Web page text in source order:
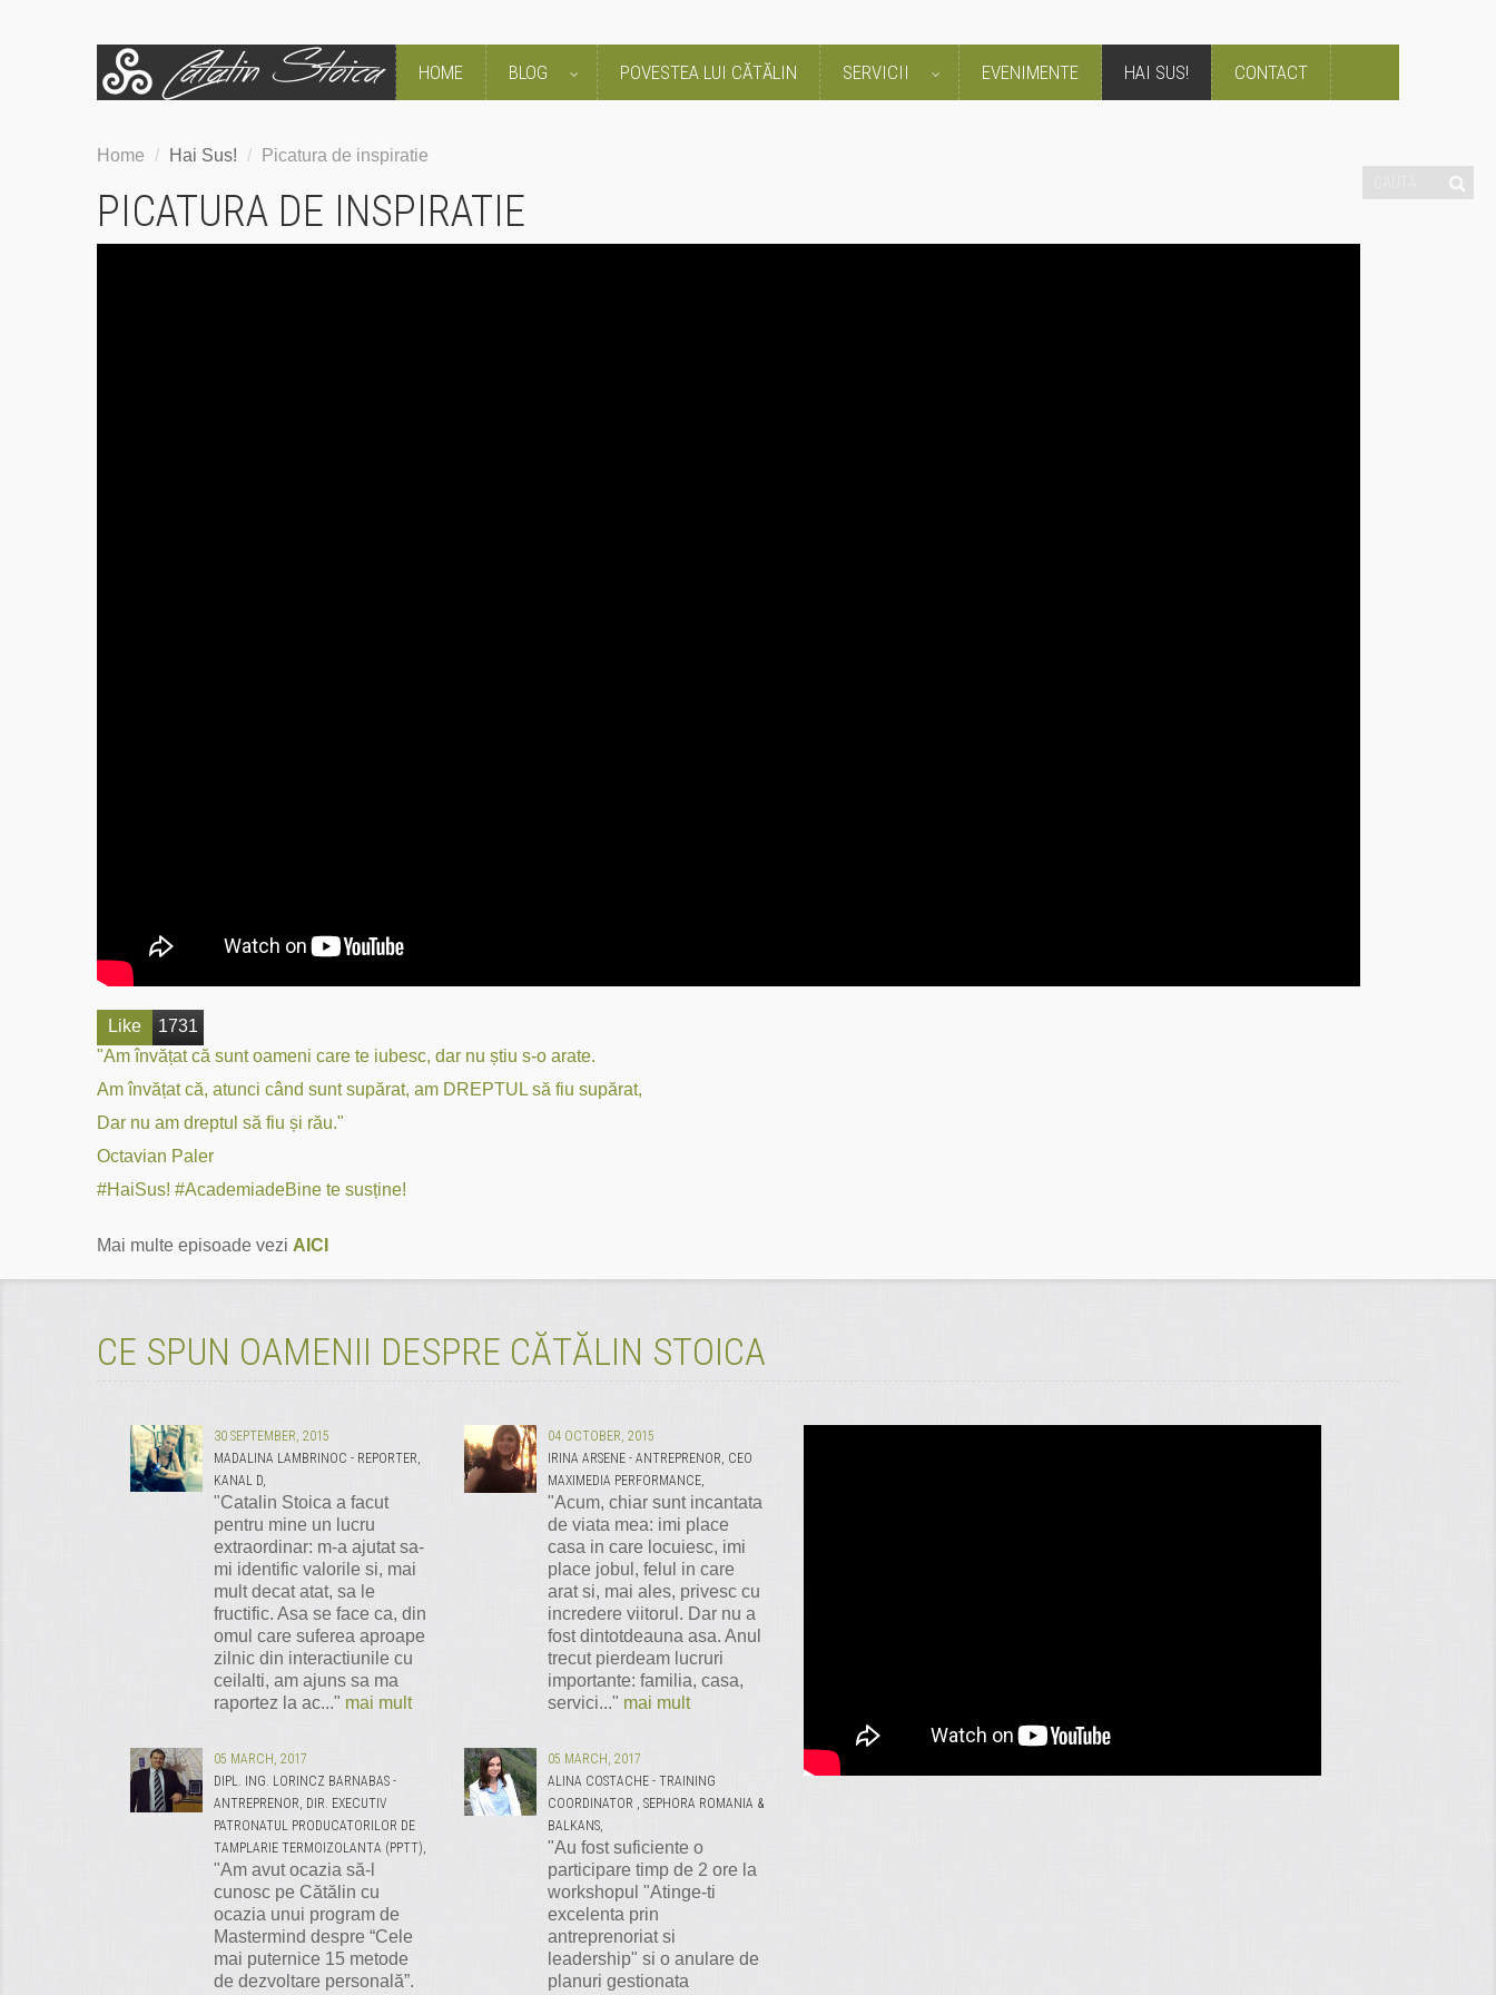
HOME BLOG POVESTEA LUI CĂTĂLIN SERVICII EVENIMENTE HAI SUS! CONTACT
Home / Hai Sus! / Picatura de inspiratie
PICATURA DE INSPIRATIE
Like
1731
"Am învățat că sunt oameni care te iubesc, dar nu știu s-o arate.
Am învățat că, atunci când sunt supărat, am DREPTUL să fiu supărat,
Dar nu am dreptul să fiu și rău."
Octavian Paler
#HaiSus! #AcademiadeBine te susține!
Mai multe episoade vezi AICI
CE SPUN OAMENII DESPRE CĂTĂLIN STOICA
30 SEPTEMBER, 2015
MADALINA LAMBRINOC - REPORTER,
KANAL D,
"Catalin Stoica a facut
pentru mine un lucru
extraordinar: m-a ajutat sa-
mi identific valorile si, mai
mult decat atat, sa le
fructific. Asa se face ca, din
omul care suferea aproape
zilnic din interactiunile cu
ceilalti, am ajuns sa ma
raportez la ac..." mai mult
04 OCTOBER, 2015
IRINA ARSENE - ANTREPRENOR, CEO
MAXIMEDIA PERFORMANCE,
"Acum, chiar sunt incantata
de viata mea: imi place
casa in care locuiesc, imi
place jobul, felul in care
arat si, mai ales, privesc cu
incredere viitorul. Dar nu a
fost dintotdeauna asa. Anul
trecut pierdeam lucruri
importante: familia, casa,
servici..." mai mult
05 MARCH, 2017
DIPL. ING. LORINCZ BARNABAS -
ANTREPRENOR, DIR. EXECUTIV
PATRONATUL PRODUCATORILOR DE
TAMPLARIE TERMOIZOLANTA (PPTT),
"Am avut ocazia să-l
cunosc pe Cătălin cu
ocazia unui program de
Mastermind despre “Cele
mai puternice 15 metode
de dezvoltare personală”.
05 MARCH, 2017
ALINA COSTACHE - TRAINING
COORDINATOR , SEPHORA ROMANIA &
BALKANS,
"Au fost suficiente o
participare timp de 2 ore la
workshopul "Atinge-ti
excelenta prin
antreprenoriat si
leadership" si o anulare de
planuri gestionata